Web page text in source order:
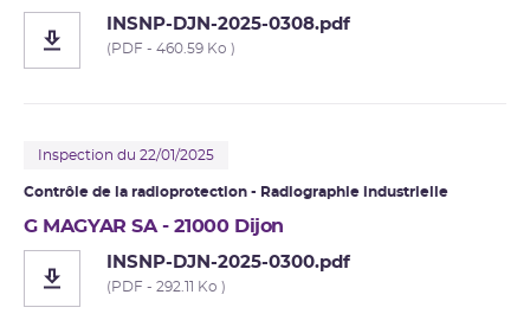
INSNP-DJN-2025-0308.pdf
(PDF - 460.59 Ko )
Inspection du 22/01/2025
Contrôle de la radioprotection - Radiographie industrielle
G MAGYAR SA - 21000 Dijon
INSNP-DJN-2025-0300.pdf
(PDF - 292.11 Ko )